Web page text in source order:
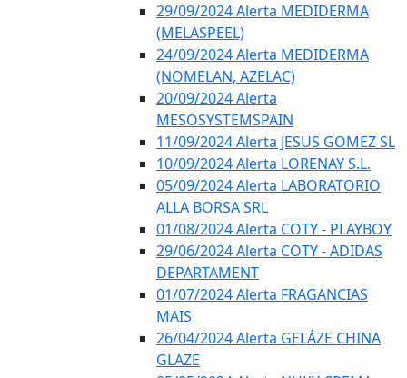
29/09/2024 Alerta MEDIDERMA
(MELASPEEL)
24/09/2024 Alerta MEDIDERMA
(NOMELAN, AZELAC)
20/09/2024 Alerta
MESOSYSTEMSPAIN
11/09/2024 Alerta JESUS GOMEZ SL
10/09/2024 Alerta LORENAY S.L.
05/09/2024 Alerta LABORATORIO
ALLA BORSA SRL
01/08/2024 Alerta COTY - PLAYBOY
29/06/2024 Alerta COTY - ADIDAS
DEPARTAMENT
01/07/2024 Alerta FRAGANCIAS
MAIS
26/04/2024 Alerta GELÁZE CHINA
GLAZE